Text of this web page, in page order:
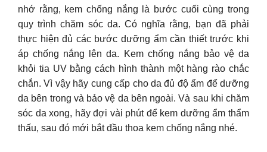
nhớ rằng, kem chống nắng là bước cuối cùng trong
quy trình chăm sóc da. Có nghĩa rằng, bạn đã phải
thực hiện đủ các bước dưỡng ẩm cần thiết trước khi
áp chống nắng lên da. Kem chống nắng bảo vệ da
khỏi tia UV bằng cách hình thành một hàng rào chắc
chắn. Vì vậy hãy cung cấp cho da đủ độ ẩm để dưỡng
da bên trong và bảo vệ da bên ngoài. Và sau khi chăm
sóc da xong, hãy đợi vài phút để kem dưỡng ẩm thẩm
thấu, sau đó mới bắt đầu thoa kem chống nắng nhé.